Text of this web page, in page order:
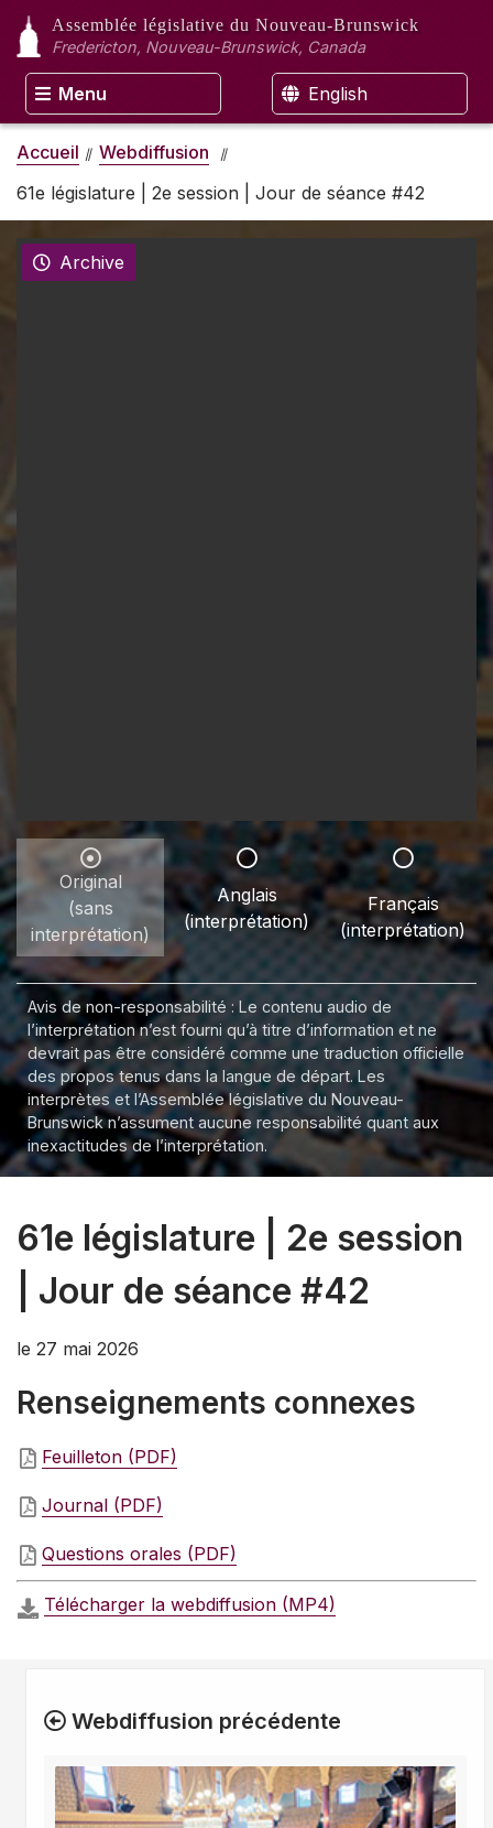
Assemblée législative du Nouveau-Brunswick
Fredericton, Nouveau-Brunswick, Canada
Menu English
Accueil
Webdiffusion
61e législature | 2e session | Jour de séance #42
Archive
Original
(sans
interprétation)
Anglais
(interprétation)
Français
(interprétation)
Avis de non-responsabilité : Le contenu audio de
l’interprétation n’est fourni qu’à titre d’information et ne
devrait pas être considéré comme une traduction officielle
des propos tenus dans la langue de départ. Les
interprètes et l’Assemblée législative du Nouveau-
Brunswick n’assument aucune responsabilité quant aux
inexactitudes de l’interprétation.
61e législature | 2e session
| Jour de séance #42
le 27 mai 2026
Renseignements connexes
Feuilleton (PDF)
Journal (PDF)
Questions orales (PDF)
Télécharger la webdiffusion (MP4)
Webdiffusion précédente